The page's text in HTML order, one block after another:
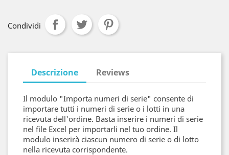
Condividi
Descrizione Reviews
Il modulo "Importa numeri di serie" consente di
importare tutti i numeri di serie o i lotti in una
ricevuta dell'ordine. Basta inserire i numeri di serie
nel file Excel per importarli nel tuo ordine. Il
modulo inserirà ciascun numero di serie o di lotto
nella ricevuta corrispondente.